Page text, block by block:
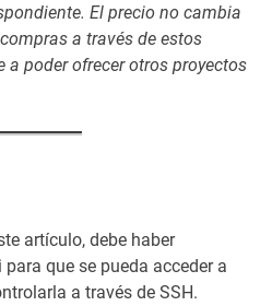
El precio no cambia
a través de estos
a poder ofrecer otros proyectos
artículo, debe haber
que se pueda acceder a
a través de SSH.